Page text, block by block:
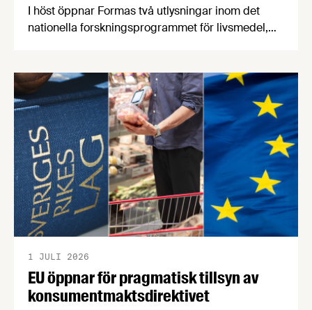
I höst öppnar Formas två utlysningar inom det
nationella forskningsprogrammet för livsmedel,
en motståndskraftig livsmedelsförsörjning", och
båda syftar till att bana väg för innovationer som
stärker Sveriges livsmedelsförsörjning.
EU öppnar för pragmatisk tillsyn av
konsumentmaktsdirektivet
1 JULI 2026